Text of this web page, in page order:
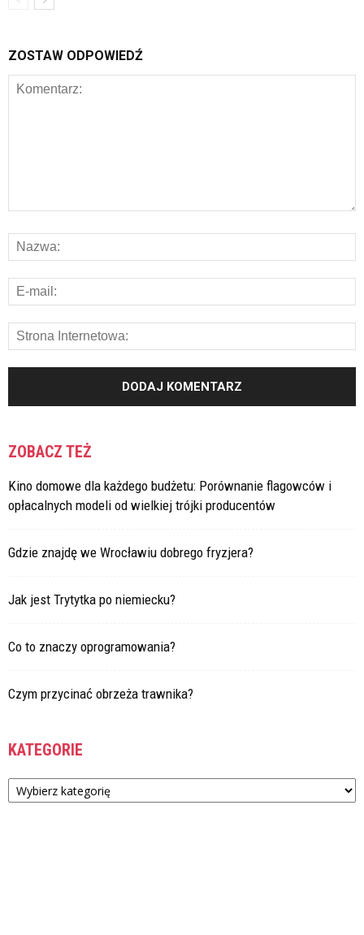
ZOSTAW ODPOWIEDŹ
ZOBACZ TEŻ
Kino domowe dla każdego budżetu: Porównanie flagowców i
opłacalnych modeli od wielkiej trójki producentów
Gdzie znajdę we Wrocławiu dobrego fryzjera?
Jak jest Trytytka po niemiecku?
Co to znaczy oprogramowania?
Czym przycinać obrzeża trawnika?
KATEGORIE
Kategorie